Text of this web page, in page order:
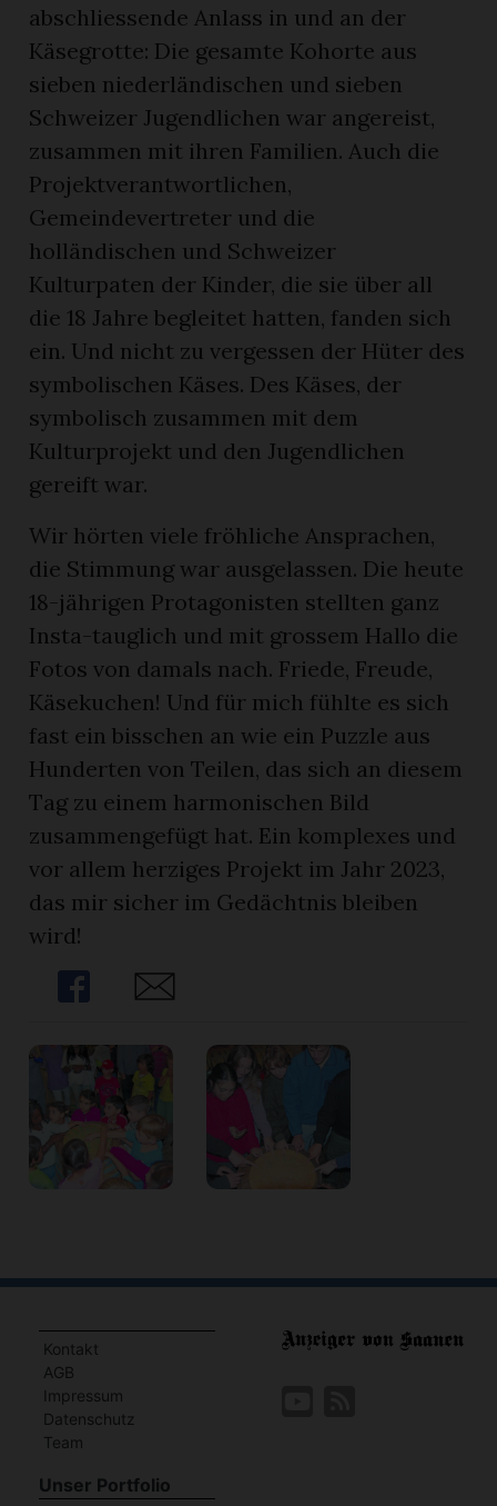
abschliessende Anlass in und an der
Käsegrotte: Die gesamte Kohorte aus
sieben niederländischen und sieben
Schweizer Jugendlichen war angereist,
zusammen mit ihren Familien. Auch die
Projektverantwortlichen,
Gemeindevertreter und die
holländischen und Schweizer
Kulturpaten der Kinder, die sie über all
die 18 Jahre begleitet hatten, fanden sich
ein. Und nicht zu vergessen der Hüter des
symbolischen Käses. Des Käses, der
symbolisch zusammen mit dem
Kulturprojekt und den Jugendlichen
gereift war.
Wir hörten viele fröhliche Ansprachen,
die Stimmung war ausgelassen. Die heute
18-jährigen Protagonisten stellten ganz
Insta-tauglich und mit grossem Hallo die
Fotos von damals nach. Friede, Freude,
Käsekuchen! Und für mich fühlte es sich
fast ein bisschen an wie ein Puzzle aus
Hunderten von Teilen, das sich an diesem
Tag zu einem harmonischen Bild
zusammengefügt hat. Ein komplexes und
vor allem herziges Projekt im Jahr 2023,
das mir sicher im Gedächtnis bleiben
wird!
Share
Share
Kontakt
AGB
Impressum
Datenschutz
Team
Unser Portfolio